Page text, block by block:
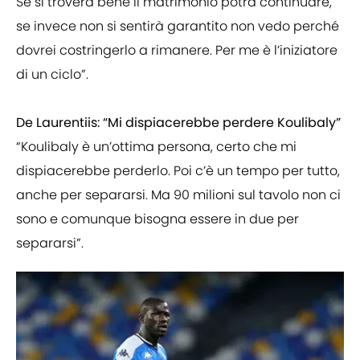
se invece non si sentirà garantito non vedo perché
dovrei costringerlo a rimanere. Per me è l’iniziatore
di un ciclo”.
De Laurentiis: “Mi dispiacerebbe perdere Koulibaly”
“Koulibaly è un’ottima persona, certo che mi
dispiacerebbe perderlo. Poi c’è un tempo per tutto,
anche per separarsi. Ma 90 milioni sul tavolo non ci
sono e comunque bisogna essere in due per
separarsi”.